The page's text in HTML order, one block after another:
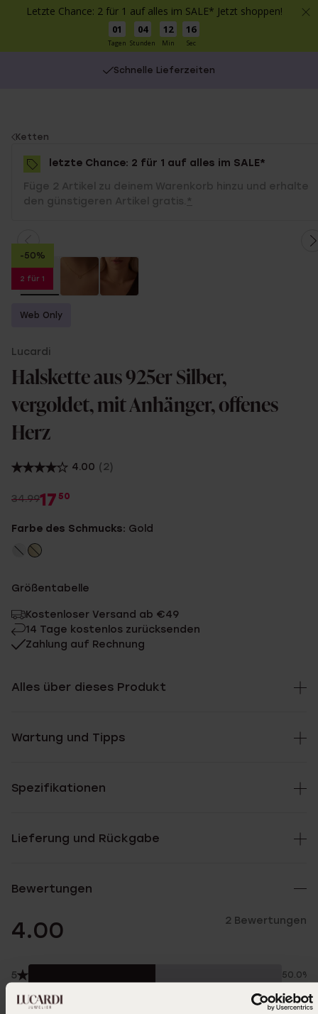
Letzte Chance: 2 für 1 auf alles im SALE* Jetzt shoppen!
01
Tagen
04
Stunden
12
Min
16
Sec
Schnelle Lieferzeiten
You
are
here:
Ketten
letzte Chance: 2 für 1 auf alles im SALE*
Füge 2 Artikel zu deinem Warenkorb hinzu und erhalte
den günstigeren Artikel gratis. *
-50%
2 für 1
Web Only
Lucardi
Halskette aus 925er Silber,
vergoldet, mit Anhänger, offenes
Herz
4.00 (2)
34.9917 50
Farbe des Schmucks: Gold
Größentabelle
Kostenloser Versand ab €49
14 Tage kostenlos zurücksenden
Zahlung auf Rechnung
Alles über dieses Produkt
Wartung und Tipps
Spezifikationen
Lieferung und Rückgabe
Bewertungen
4.00 2 Bewertungen
5 50.0%
4 0.0%